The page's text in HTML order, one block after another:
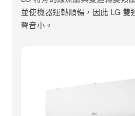
並使機器運轉順暢，因此 LG 雙
聲音小。